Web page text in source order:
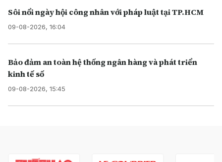
Sôi nổi ngày hội công nhân với pháp luật tại TP.HCM
09-08-2026, 16:04
Bảo đảm an toàn hệ thống ngân hàng và phát triển
kinh tế số
09-08-2026, 15:45